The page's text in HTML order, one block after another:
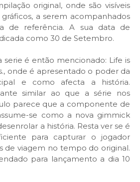
original, onde são visíveis
a serem acompanhados
de referência. A sua data de
como 30 de Setembro.
é então mencionado: Life is
onde é apresentado o poder da
e como afecta a história.
similar ao que a série nos
parece que a componente de
se como a nova gimmick
a história. Resta ver se é
para capturar o jogador
de viagem no tempo do original.
para lançamento a dia 10